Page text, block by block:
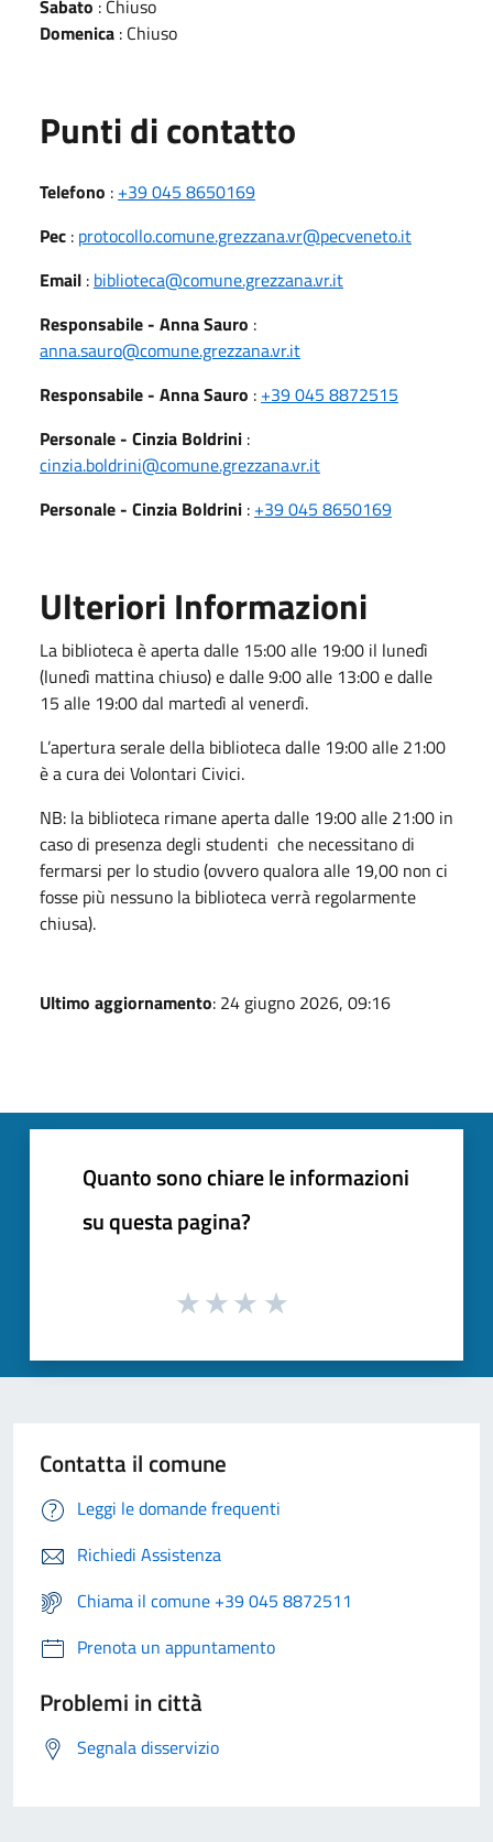
Sabato : Chiuso
Domenica : Chiuso
Punti di contatto
Telefono : +39 045 8650169
Pec : protocollo.comune.grezzana.vr@pecveneto.it
Email : biblioteca@comune.grezzana.vr.it
Responsabile - Anna Sauro :
anna.sauro@comune.grezzana.vr.it
Responsabile - Anna Sauro : +39 045 8872515
Personale - Cinzia Boldrini :
cinzia.boldrini@comune.grezzana.vr.it
Personale - Cinzia Boldrini : +39 045 8650169
Ulteriori Informazioni
La biblioteca è aperta dalle 15:00 alle 19:00 il lunedì
(lunedì mattina chiuso) e dalle 9:00 alle 13:00 e dalle
15 alle 19:00 dal martedì al venerdì.
L’apertura serale della biblioteca dalle 19:00 alle 21:00
è a cura dei Volontari Civici.
NB: la biblioteca rimane aperta dalle 19:00 alle 21:00 in
caso di presenza degli studenti che necessitano di
fermarsi per lo studio (ovvero qualora alle 19,00 non ci
fosse più nessuno la biblioteca verrà regolarmente
chiusa).
Ultimo aggiornamento: 24 giugno 2026, 09:16
Quanto sono chiare le informazioni
su questa pagina?
Contatta il comune
Leggi le domande frequenti
Richiedi Assistenza
Chiama il comune +39 045 8872511
Prenota un appuntamento
Problemi in città
Segnala disservizio